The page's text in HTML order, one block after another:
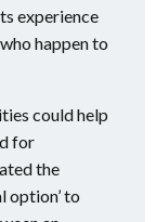
experience
happen to
could help
for
the
option’ to